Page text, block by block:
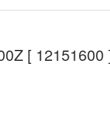
[ 12151600